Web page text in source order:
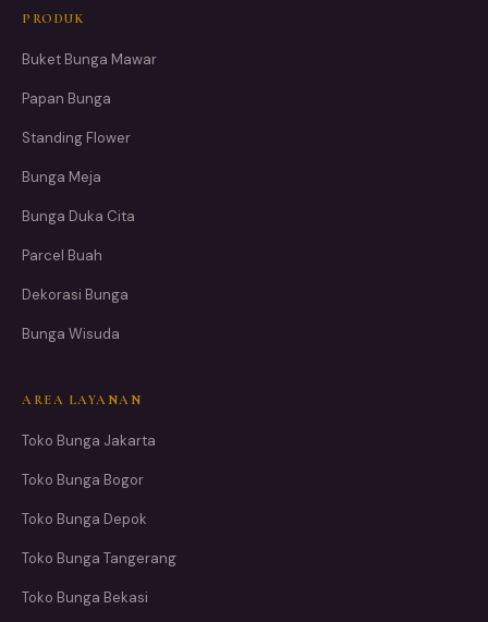
PRODUK
Buket Bunga Mawar
Papan Bunga
Standing Flower
Bunga Meja
Bunga Duka Cita
Parcel Buah
Dekorasi Bunga
Bunga Wisuda
AREA LAYANAN
Toko Bunga Jakarta
Toko Bunga Bogor
Toko Bunga Depok
Toko Bunga Tangerang
Toko Bunga Bekasi